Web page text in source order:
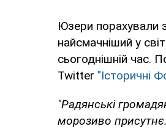
Юзери порахували
найсмачніший у
сьогоднішній час.
Twitter "Історичні
"Радянські
морозиво